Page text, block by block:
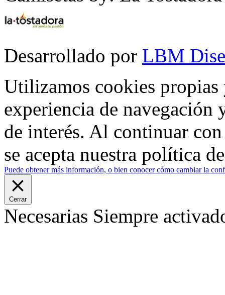
Desarrollado por LBM
Utilizamos cookies propias
experiencia de
de interés. Al continuar
se acepta nuestra política
Puede obtener más información, o bien conocer cómo cambiar la
Cerrar
Necesarias Siempre